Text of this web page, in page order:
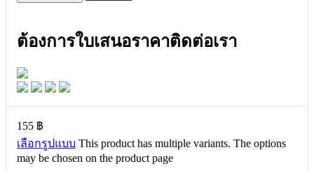
ต้องการใบเสนอราคาติดต่อเรา
155 ฿
เลือกรูปแบบ This product has multiple variants. The options
may be chosen on the product page